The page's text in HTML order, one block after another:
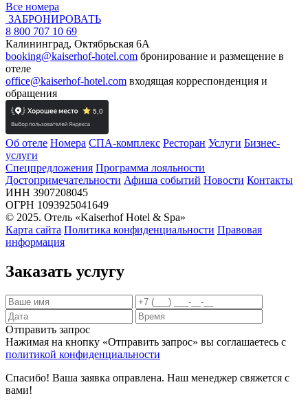
Все номера
ЗАБРОНИРОВАТЬ
8 800 707 10 69
Калининград, Октябрьская 6А
booking@kaiserhof-hotel.com бронирование и размещение в
отеле
office@kaiserhof-hotel.com входящая корреспонденция и
обращения
Об отеле Номера СПА-комплекс Ресторан Услуги Бизнес-
услуги
Спецпредложения Программа лояльности
Достопримечательности Афиша событий Новости Контакты
ИНН 3907208045
ОГРН 1093925041649
© 2025. Отель «Kaiserhof Hotel & Spa»
Карта сайта Политика конфиденциальности Правовая
информация
Заказать услугу
Отправить запрос
Нажимая на кнопку «Отправить запрос» вы соглашаетесь с
политикой конфиденциальности
Спасибо! Ваша заявка оправлена. Наш менеджер свяжется с
вами!